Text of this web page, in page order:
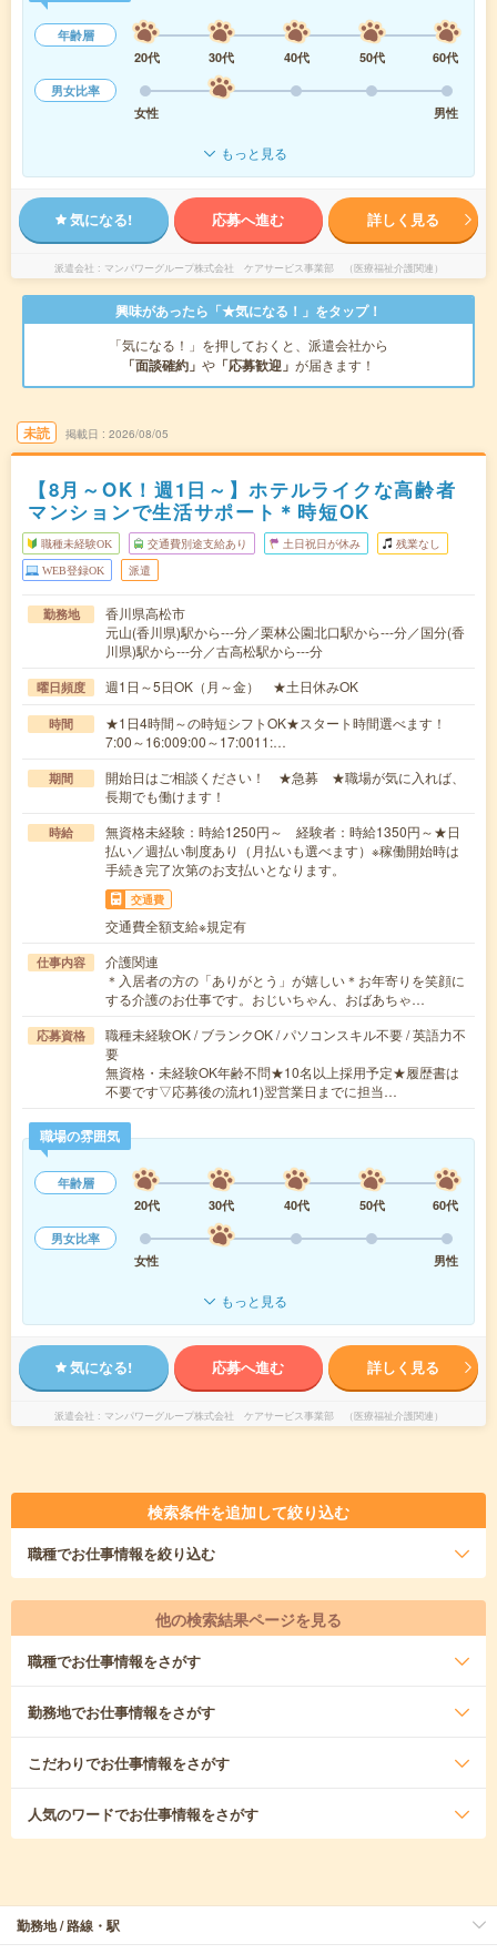
年齢層
20代
30代 40代 50代
60代
男女比率
女性
男性
もっと見る
気になる! 応募へ進む 詳しく見る
派遣会社 マンパワーグループ株式会社 ケアサービス事業部 （医療福祉介護関連）
興味があったら「★気になる！」をタップ！
「気になる！」を押しておくと、派遣会社から
「面談確約」 や 「応募歓迎」 が届きます！
未読 掲載日 2026/08/05
【8月～OK！週1日～】ホテルライクな高齢者
マンションで生活サポート＊時短OK
職種未経験OK 交通費別途支給あり 土日祝日が休み 残業なし
WEB登録OK 派遣
勤務地
香川県高松市
元山(香川県)駅から---分／栗林公園北口駅から---分／国分(香
川県)駅から---分／古高松駅から---分
曜日頻度 週1日～5日OK（月～金） ★土日休みOK
時間
★1日4時間～の時短シフトOK★スタート時間選べます！
7:00～16:009:00～17:0011:…
期間
開始日はご相談ください！ ★急募 ★職場が気に入れば、
長期でも働けます！
時給
無資格未経験：時給1250円～ 経験者：時給1350円～★日
払い／週払い制度あり（月払いも選べます）※稼働開始時は
手続き完了次第のお支払いとなります。
交通費
交通費全額支給※規定有
仕事内容
介護関連
＊入居者の方の「ありがとう」が嬉しい＊お年寄りを笑顔に
する介護のお仕事です。おじいちゃん、おばあちゃ…
応募資格
職種未経験OK / ブランクOK / パソコンスキル不要 / 英語力不
要
無資格・未経験OK年齢不問★10名以上採用予定★履歴書は
不要です▽応募後の流れ1)翌営業日までに担当…
職場の雰囲気
年齢層
20代
30代 40代 50代
60代
男女比率
女性
男性
もっと見る
気になる! 応募へ進む 詳しく見る
派遣会社 マンパワーグループ株式会社 ケアサービス事業部 （医療福祉介護関連）
検索条件を追加して絞り込む
職種でお仕事情報を絞り込む
他の検索結果ページを見る
職種でお仕事情報をさがす
勤務地でお仕事情報をさがす
こだわりでお仕事情報をさがす
人気のワードでお仕事情報をさがす
勤務地 / 路線・駅